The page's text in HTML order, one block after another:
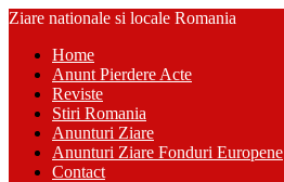
Ziare nationale si locale Romania
Home
Anunt Pierdere Acte
Reviste
Stiri Romania
Anunturi Ziare
Anunturi Ziare Fonduri Europene
Contact